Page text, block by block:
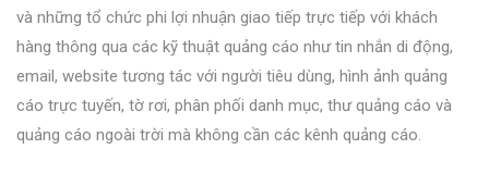
và những tổ chức phi lợi nhuận giao tiếp trực tiếp với khách
hàng thông qua các kỹ thuật quảng cáo như tin nhắn di động,
email, website tương tác với người tiêu dùng, hình ảnh quảng
cáo trực tuyến, tờ rơi, phân phối danh mục, thư quảng cáo và
quảng cáo ngoài trời mà không cần các kênh quảng cáo.